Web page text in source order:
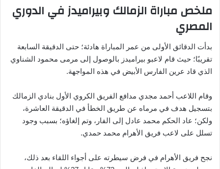
ملخص مباراة الزمالك وبيراميدز في الدوري
المصري
بدأت الدقائق الأولى من عمر المباراة هادئة؛ حتى الدقيقة السابعة
تقريبًا؛ حيث قام لاعبو بيراميدز بالوصول إلى مرمى محمود الشناوي
الذي قاد عرين الفارس الأبيض في هذه المواجهة.
وقام اللاعب أحمد مجدي مدافع الفريق الكروي الأول بنادي الزمالك
بتسجيل هدف في مرماه عن طريق الخطأ في الدقيقة العاشرة،
ولكن؛ عاد الحكم محمد عادل إلى الفار، وتم إلغاؤه؛ بسبب وجود
تسلل على لاعب فريق الأهرام محمد حمدي.
نجح فريق الأهرام في فرض سيطرته على أجواء اللقاء بعد ذلك،